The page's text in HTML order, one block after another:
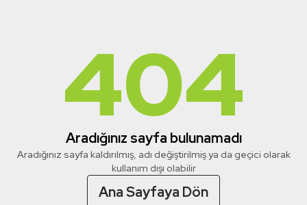
404
Aradığınız sayfa bulunamadı
Aradığınız sayfa kaldırılmış, adı değiştirilmiş ya da geçici olarak
kullanım dışı olabilir
Ana Sayfaya Dön